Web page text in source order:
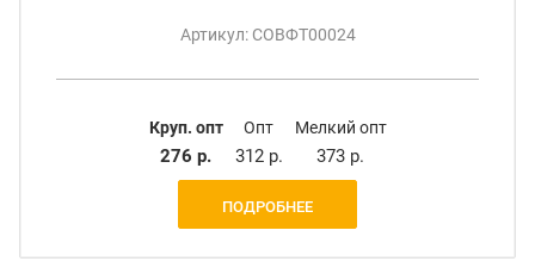
Артикул: СОВФТ00024
Круп. опт
276 р.
Опт
312 р.
Мелкий опт
373 р.
ПОДРОБНЕЕ